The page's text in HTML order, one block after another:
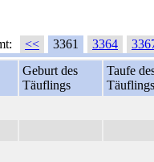
<< 3361 3364
Geburt des
Täuflings
Taufe
Täuflings